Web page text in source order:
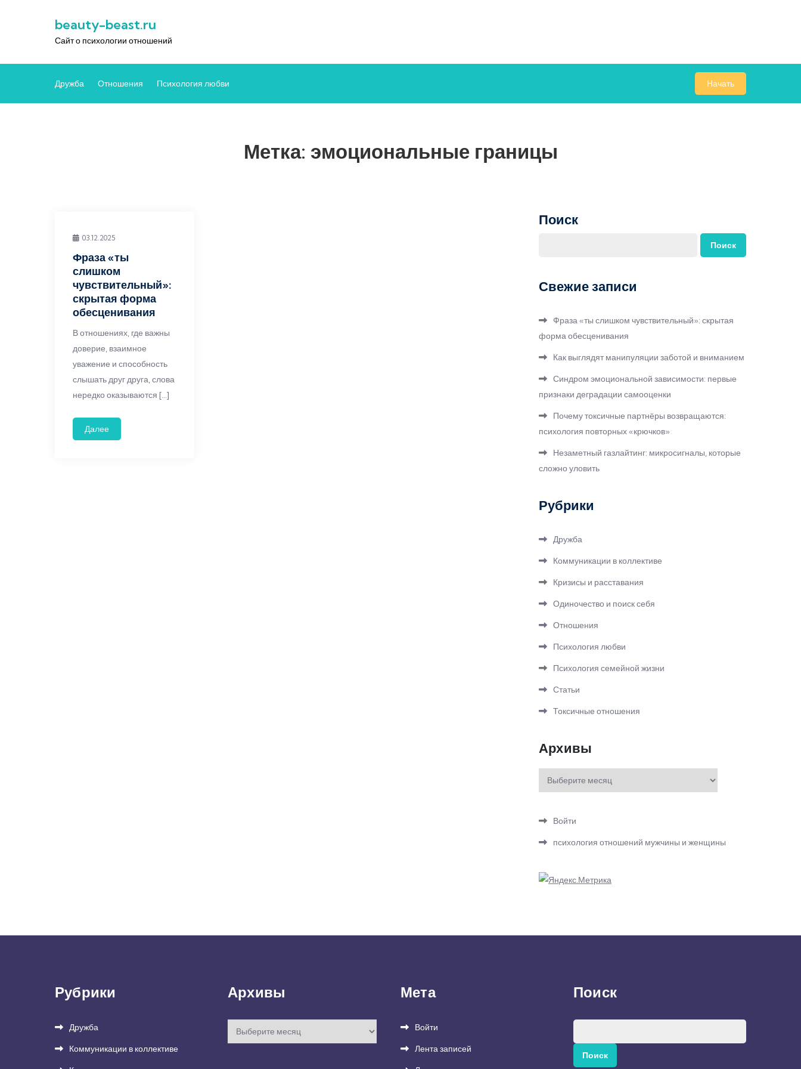
beauty-beast.ru
Сайт о психологии отношений
Дружба Отношения Психология любви Начать
Метка: эмоциональные границы
03.12.2025
Фраза «ты
слишком
чувствительный»:
скрытая форма
обесценивания
В отношениях, где важны
доверие, взаимное
уважение и способность
слышать друг друга, слова
нередко оказываются […]
Далее
Поиск
Поиск
Свежие записи
Фраза «ты слишком чувствительный»: скрытая
форма обесценивания
Как выглядят манипуляции заботой и вниманием
Синдром эмоциональной зависимости: первые
признаки деградации самооценки
Почему токсичные партнёры возвращаются:
психология повторных «крючков»
Незаметный газлайтинг: микросигналы, которые
сложно уловить
Рубрики
Дружба
Коммуникации в коллективе
Кризисы и расставания
Одиночество и поиск себя
Отношения
Психология любви
Психология семейной жизни
Статьи
Токсичные отношения
Архивы
Архивы
Войти
психология отношений мужчины и женщины
Рубрики
Дружба
Коммуникации в коллективе
Архивы
Архивы
Мета
Войти
Лента записей
Поиск